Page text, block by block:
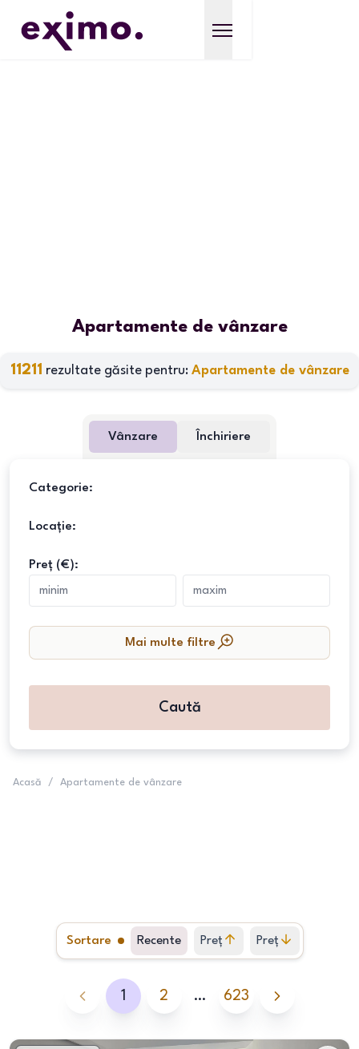
Apartamente de vânzare
11211 rezultate găsite pentru: Apartamente de vânzare
Vânzare Închiriere
Categorie:
Locație:
Preț (€):
Mai multe filtre
Caută
Acasă / Apartamente de vânzare
Sortare Recente Preț
crescător
Preț
descrescător
1 2 … 623